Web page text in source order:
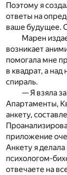
Поэтому я
ответы на
ваше будущее.
Марен
возникает
помогала мне
в квадрат, а
спираль.
— Я взяла
Апартаменты,
анкету,
приложение
Анкету я
психологом-
отвечаете на